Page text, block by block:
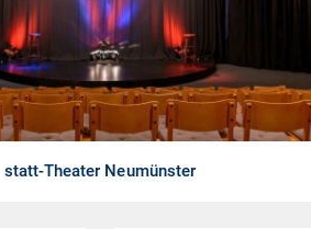
statt-Theater Neumünster